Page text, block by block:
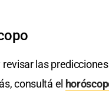
las
consultá el